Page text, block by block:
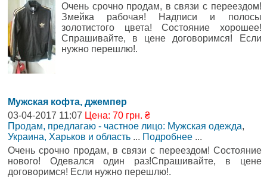
Очень срочно продам, в связи с переездом!
Змейка рабочая! Надписи и полосы
золотистого цвета! Состояние хорошее!
Спрашивайте, в цене договоримся! Если
нужно перешлю!.
Мужская кофта, джемпер
03-04-2017 11:07 Цена: 70 грн. ₴
Продам, предлагаю - частное лицо: Мужская одежда,
Украина, Харьков и область ... Подробнее ...
Очень срочно продам, в связи с переездом! Состояние
нового! Одевался один раз!Спрашивайте, в цене
договоримся! Если нужно перешлю!.